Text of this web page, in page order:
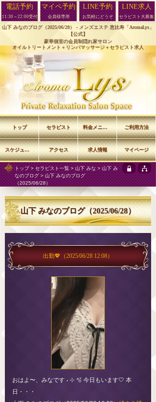
山下 みなのブログ（2025/06/28） - メンズエステ 恵比寿「AromaLys」
【公式】
豪華個室の会員制隠れ家サロン
オイルトリートメント＋リンパマッサージ＋セラピスト求人
トップ> セラピスト一覧 >山下 みな >山下 み
なのブログ> 山下 みなのブログ
（2025/06/28）
山下 みなのブログ（2025/06/28）
出勤💖 （2025/06/28 12:08）
おはよ〜、みなです ˖ ⊹ 🫧 今日もいます🤍 本
日・・・
トップ セラピスト 料金メニュー ご利用方法
スケジュール アクセス 求人情報 マイページ
電話予約
11:30～22:00受付
マイペ予約
会員様専用
LINE予約
お気軽にどうぞ
LINE求人
セラピスト大募集